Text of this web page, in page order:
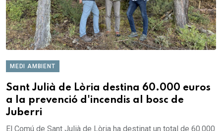
MEDI AMBIENT
Sant Julià de Lòria destina 60.000 euros
a la prevenció d'incendis al bosc de
Juberri
El Comú de Sant Julià de Lòria ha destinat un total de 60.000